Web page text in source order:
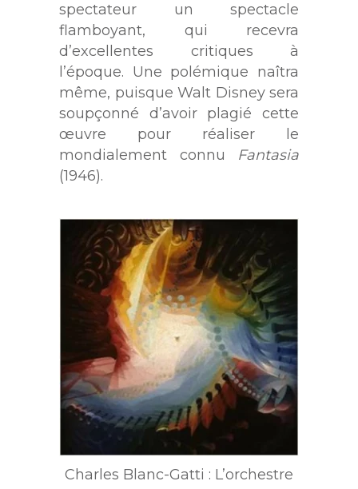
spectateur un spectacle
flamboyant, qui recevra
d’excellentes critiques à
l’époque. Une polémique naîtra
même, puisque Walt Disney sera
soupçonné d’avoir plagié cette
œuvre pour réaliser le
mondialement connu Fantasia
(1946).
Charles Blanc-Gatti : L’orchestre